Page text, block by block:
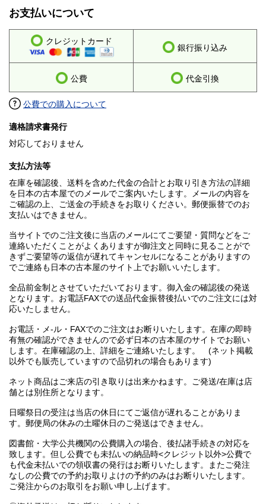
お支払いについて
クレジットカード
銀行振り込み
公費 代金引換
公費での購入について
適格請求書発行
対応しておりません
支払方法等
在庫を確認後、送料を含めた代金の合計とお取り引き方法の詳細
を日本の古本屋でのメールでご案内いたします。メールの内容を
ご確認の上、ご送金の手続きをお取りください。郵便振替でのお
支払いはできません。
当サイトでのご注文後に当店のメールにてご要望・質問などをご
連絡いただくことがよくありますが御注文と同時に見ることがで
きずご要望等の返信が遅れてキャンセルになることがありますの
でご連絡も日本の古本屋のサイト上でお願いいたします。
全品前金制とさせていただいております。御入金の確認後の発送
となります。お電話FAXでの送品代金振替後払いでのご注文には対
応いたしません。
お電話・メ-ル・FAXでのご注文はお断りいたします。在庫の即時
有無の確認ができませんので必ず日本の古本屋のサイトでお願い
します。在庫確認の上、詳細をご連絡いたします。 (ネット掲載
以外でも販売していますので品切れの場合もあります)
ネット商品はご来店の引き取りは出来かねます。ご発送/在庫は店
舗とは別住所となります。
日曜祭日の受注は当店の休日にてご返信が遅れることがありま
す。郵便局の休みの土曜休日のご発送はできません。
図書館・大学公共機関の公費購入の場合、後払諸手続きの対応を
致します。但し公費でも未払いの納品時<クレジット以外>公費で
も代金未払いでの領収書の発行はお断りいたします。またご発注
なしの公費での予約お取りよけの予約のみはお断りいたします。
ご発注からのお取引をお願い申し上げます。